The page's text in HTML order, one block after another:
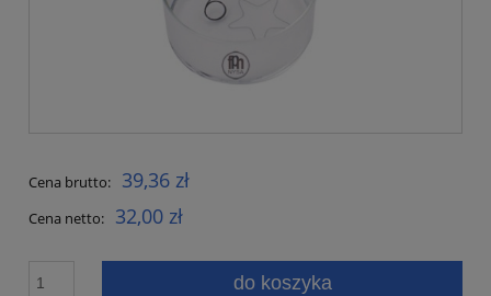
Cena brutto: 39,36 zł
Cena netto: 32,00 zł
do koszyka